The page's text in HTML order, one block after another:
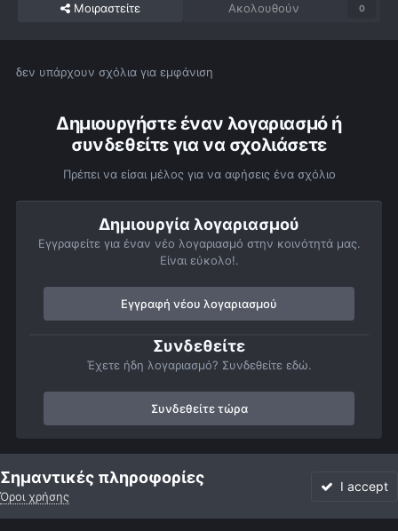
Μοιραστείτε Ακολουθούν 0
δεν υπάρχουν σχόλια για εμφάνιση
Δημιουργήστε έναν λογαριασμό ή
συνδεθείτε για να σχολιάσετε
Πρέπει να είσαι μέλος για να αφήσεις ένα σχόλιο
Δημιουργία λογαριασμού
Εγγραφείτε για έναν νέο λογαριασμό στην κοινότητά μας.
Είναι εύκολο!.
Εγγραφή νέου λογαριασμού
Συνδεθείτε
Έχετε ήδη λογαριασμό? Συνδεθείτε εδώ.
Συνδεθείτε τώρα
Αρχή Αστροφωτογραφίες Member Albums
Σημαντικές πληροφορίες
Όροι χρήσης
I accept
Forum